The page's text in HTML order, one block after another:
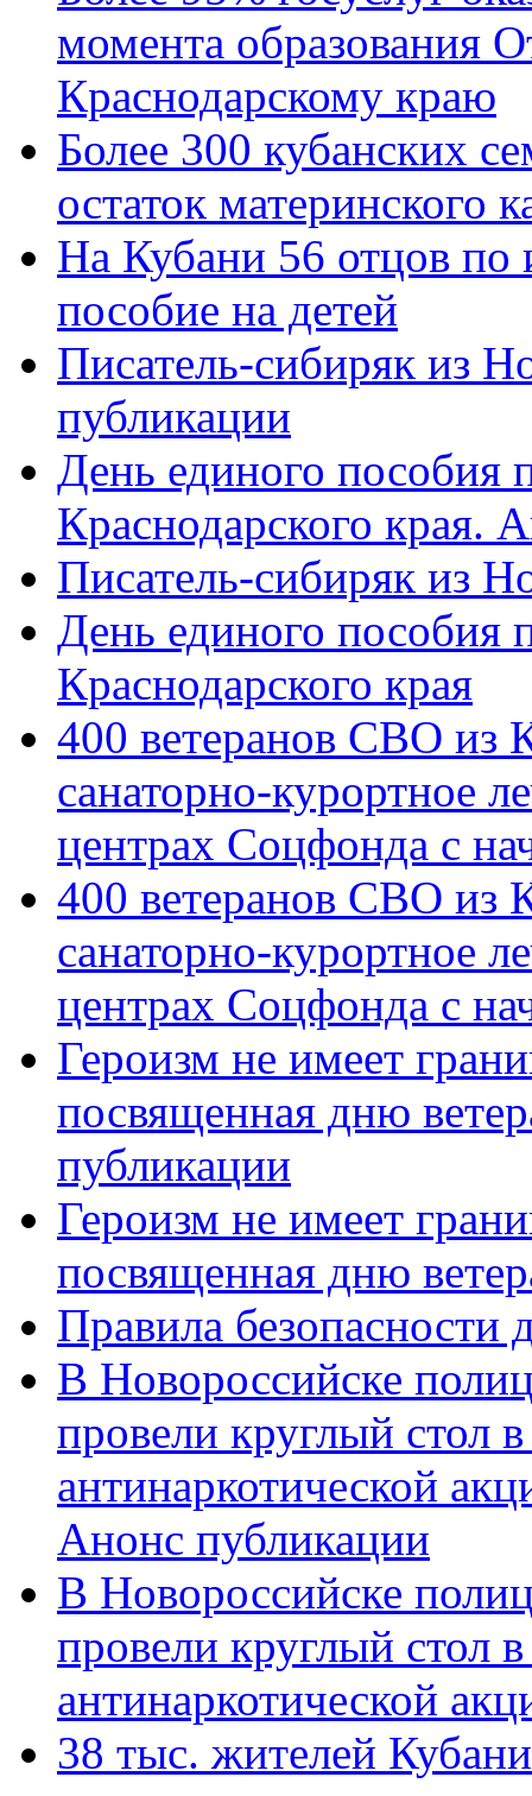
момента образования
Краснодарскому краю
Более 300 кубанских
остаток материнского
На Кубани 56 отцов по
пособие на детей
Писатель-сибиряк из
публикации
День единого пособия
Краснодарского края.
Писатель-сибиряк из
День единого пособия
Краснодарского края
400 ветеранов СВО из
санаторно-курортное
центрах Соцфонда с
400 ветеранов СВО из
санаторно-курортное
центрах Соцфонда с
Героизм не имеет
посвященная дню
публикации
Героизм не имеет
посвященная дню
Правила безопасности
В Новороссийске
провели круглый стол
антинаркотической
Анонс публикации
В Новороссийске
провели круглый стол
антинаркотической
38 тыс. жителей